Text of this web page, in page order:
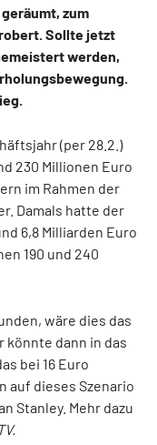
zum
Sollte jetzt
werden,
(per 28.2.)
230 Millionen Euro
im Rahmen der
Damals hatte der
6,8 Milliarden Euro
190 und 240
wäre dies das
könnte dann in das
bei 16 Euro
auf dieses Szenario
Stanley. Mehr dazu